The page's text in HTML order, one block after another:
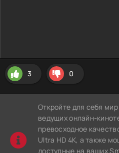
3 0
Откройте для себя
ведущих онлайн-
превосходное
Ultra HD 4K, а также
доступные на ваших